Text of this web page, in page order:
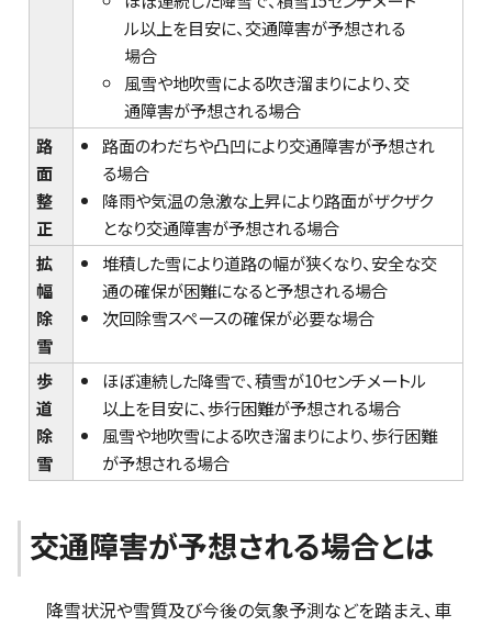
ル以上を目安に、交通障害が予想される
場合
風雪や地吹雪による吹き溜まりにより、交
通障害が予想される場合
路
面
整
正
路面のわだちや凸凹により交通障害が予想され
る場合
降雨や気温の急激な上昇により路面がザクザク
となり交通障害が予想される場合
拡
幅
除
雪
堆積した雪により道路の幅が狭くなり、安全な交
通の確保が困難になると予想される場合
次回除雪スペースの確保が必要な場合
歩
道
除
雪
ほぼ連続した降雪で、積雪が10センチメートル
以上を目安に、歩行困難が予想される場合
風雪や地吹雪による吹き溜まりにより、歩行困難
が予想される場合
交通障害が予想される場合とは
降雪状況や雪質及び今後の気象予測などを踏まえ、車